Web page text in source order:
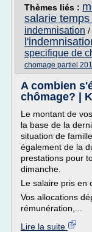
Thèmes liés :
salarie temps
indemnisation /
specifique de
chomage partiel
A combien
chômage? |
Le montant de
la base de la
situation de
également de la
prestations pour
dimanche.
Le salaire pris en
Vos allocations
rémunération,...
Lire la suite